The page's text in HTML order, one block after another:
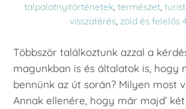
talpalatnyitörténetek, természet,
visszatérés, zöld és felelős
Többször találkoztunk azzal a
magunkban is és általatok is, hogy
bennünk az út során? Milyen most
Annak ellenére, hogy már majd’